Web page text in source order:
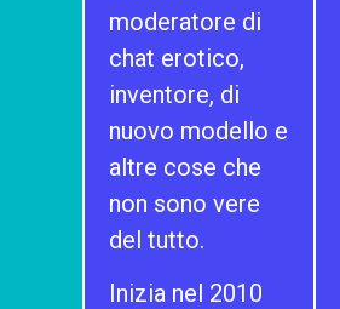
moderatore di
chat erotico,
inventore, di
nuovo modello e
altre cose che
non sono vere
del tutto.
Inizia nel 2010